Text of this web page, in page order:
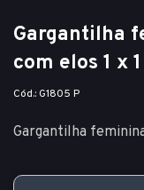
Gargantilha
com elos 1 x 1
Cód.: G1805 P
Gargantilha